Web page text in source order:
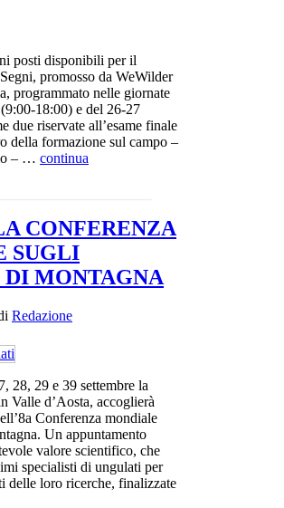
posti disponibili per il
promosso da WeWilder
programmato nelle giornate
18:00) e del 26-27
due riservate all’esame finale
della formazione sul campo –
– … continua
CONFERENZA
SUGLI
MONTAGNA
Redazione
28, 29 e 39 settembre la
Valle d’Aosta, accoglierà
Conferenza mondiale
Un appuntamento
valore scientifico, che
specialisti di ungulati per
delle loro ricerche, finalizzate